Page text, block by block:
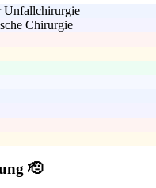
Unfallchirurgie
Chirurgie
🫡